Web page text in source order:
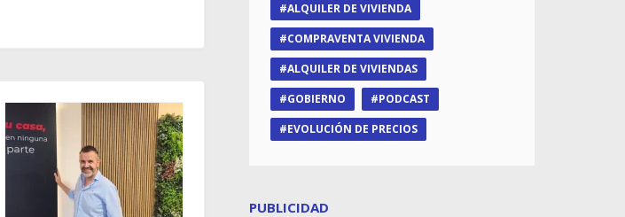
ALQUILER DE VIVIENDA
COMPRAVENTA VIVIENDA
ALQUILER DE VIVIENDAS
GOBIERNO
PODCAST
EVOLUCIÓN DE PRECIOS
PUBLICIDAD